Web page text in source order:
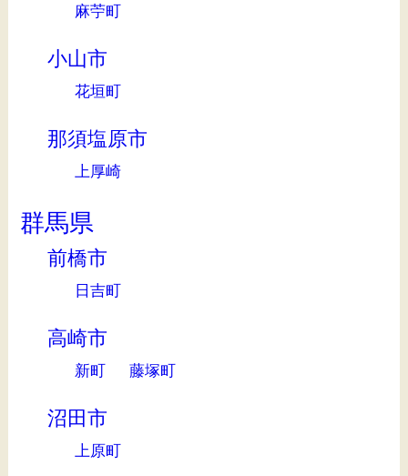
麻苧町
小山市
花垣町
那須塩原市
上厚崎
群馬県
前橋市
日吉町
高崎市
新町 藤塚町
沼田市
上原町